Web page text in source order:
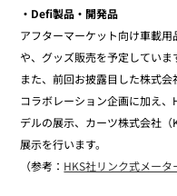
・Defi製品・開発品
アフターマーケット向け車載
や、グッズ販売を予定していま
また、前回お披露目した株式
コラボレーション企画に加え
デルの展示、カーツ株式会社
展示を行います。
（参考： HKS社リンク式メー